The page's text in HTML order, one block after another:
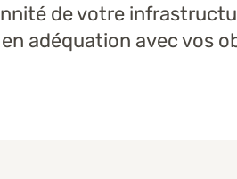
de votre
adéquation avec vos